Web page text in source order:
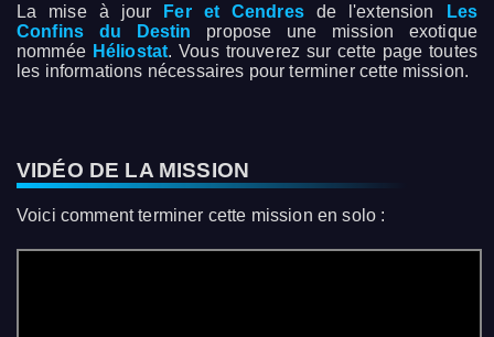
La mise à jour
Fer et Cendresde l'extension
Les
Confins du Destin propose une mission exotique
nommée Héliostat. Vous trouverez sur cette page toutes
les informations nécessaires pour terminer cette mission.
VIDÉO DE LA MISSION
Voici comment terminer cette mission en solo :